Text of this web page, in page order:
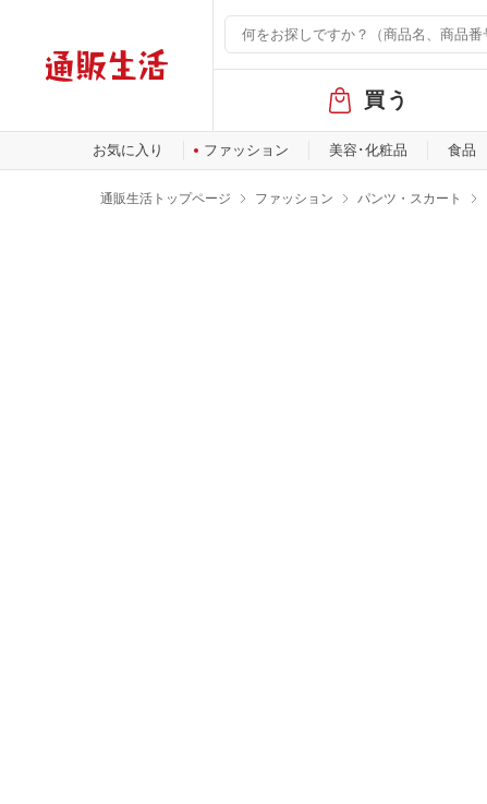
バ
ル
メ
買う
お気に入り ファッション 美容･化粧品 食品
通販生活トップページ ファッション パンツ・スカート